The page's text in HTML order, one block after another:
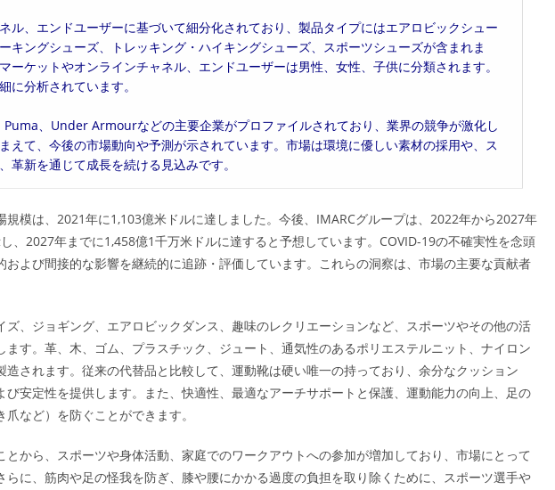
ル、エンドユーザーに基づいて細分化されており、製品タイプにはエアロビックシュー
キングシューズ、トレッキング・ハイキングシューズ、スポーツシューズが含まれま
ーケットやオンラインチャネル、エンドユーザーは男性、女性、子供に分類されます。
に分析されています。
、Under Armourなどの主要企業がプロファイルされており、業界の競争が激化し
えて、今後の市場動向や予測が示されています。市場は環境に優しい素材の採用や、ス
革新を通じて成長を続ける見込みです。
模は、2021年に1,103億米ドルに達しました。今後、IMARCグループは、2022年から2027年
、2027年までに1,458億1千万米ドルに達すると予想しています。COVID-19の不確実性を念頭
よび間接的な影響を継続的に追跡・評価しています。これらの洞察は、市場の主要な貢献者
、ジョギング、エアロビックダンス、趣味のレクリエーションなど、スポーツやその他の活
す。革、木、ゴム、プラスチック、ジュート、通気性のあるポリエステルニット、ナイロン
造されます。従来の代替品と比較して、運動靴は硬い唯一の持っており、余分なクッション
安定性を提供します。また、快適性、最適なアーチサポートと保護、運動能力の向上、足の
など）を防ぐことができます。
から、スポーツや身体活動、家庭でのワークアウトへの参加が増加しており、市場にとって
に、筋肉や足の怪我を防ぎ、膝や腰にかかる過度の負担を取り除くために、スポーツ選手や